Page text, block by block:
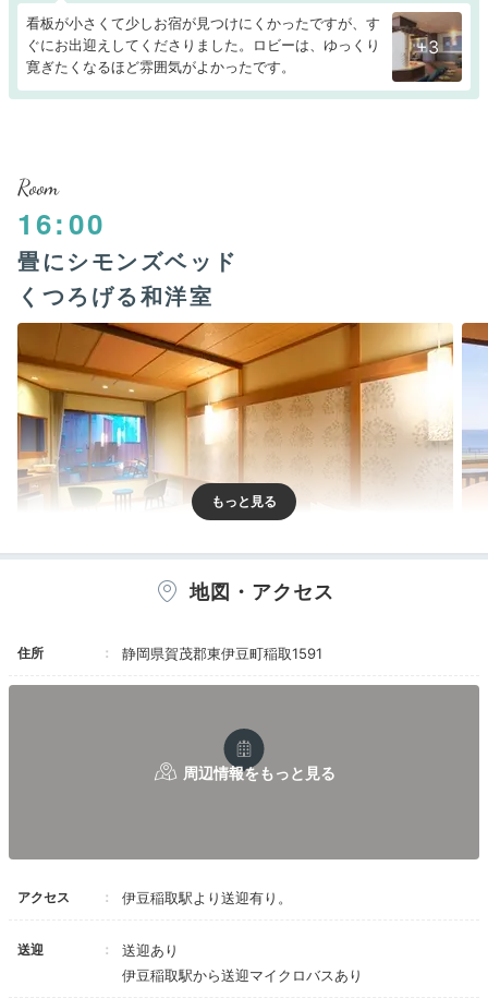
看板が小さくて少しお宿が見つけにくかったですが、す
ぐにお出迎えしてくださりました。ロビーは、ゆっくり
寛ぎたくなるほど雰囲気がよかったです。
+3
Room
16:00
畳にシモンズベッド
くつろげる和洋室
セミダブルベッドが置かれ、懐かしさと新しさを感じる
私が住む飛騨高山出身のデザイナー、住 百合子さんが
と海が見えて子供達も喜んでいました。
地図・アクセス
住所 静岡県賀茂郡東伊豆町稲取1591
アクセス 伊豆稲取駅より送迎有り。
送迎
送迎あり
伊豆稲取駅から送迎マイクロバスあり